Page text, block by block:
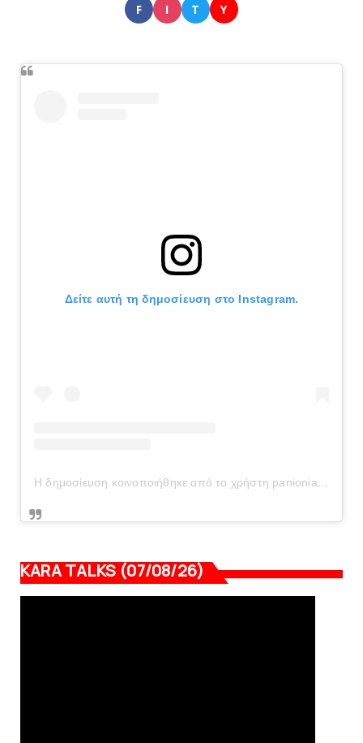
F I T Y
Δείτε αυτή τη δημοσίευση στο Instagram.
Η δημοσίευση κοινοποιήθηκε από το χρήστη panionianea.gr (@panionianea.gr)
KARA TALKS (07/08/26)